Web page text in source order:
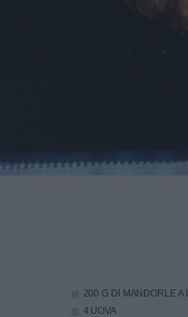
200 G DI MANDORLE A
4 UOVA